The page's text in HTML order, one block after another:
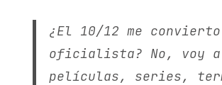
¿El 10/12 me
oficialista? No, voy
películas, series,